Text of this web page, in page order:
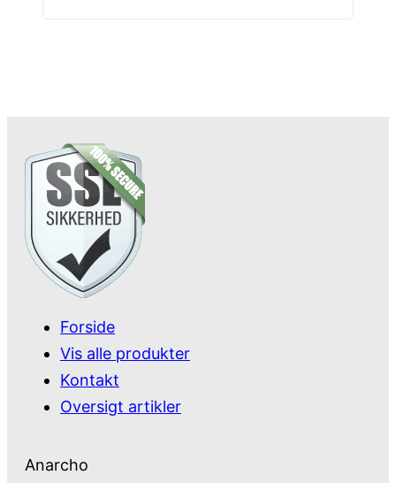
Forside
Vis alle produkter
Kontakt
Oversigt artikler
Anarcho